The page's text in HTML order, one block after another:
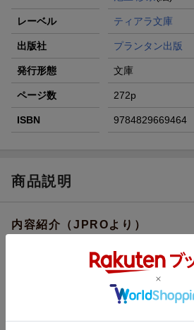
レーベル ティアラ文庫
出版社 プランタン出版
発行形態 文庫
ページ数 272p
ISBN 9784829669464
商品説明
内容紹介（JPROより）
トラックに轢かれ、転生したら魔王の娘
勇者が倒しにやって来て殺されると思い
驚き戸惑いながらも、私を大切にしてく